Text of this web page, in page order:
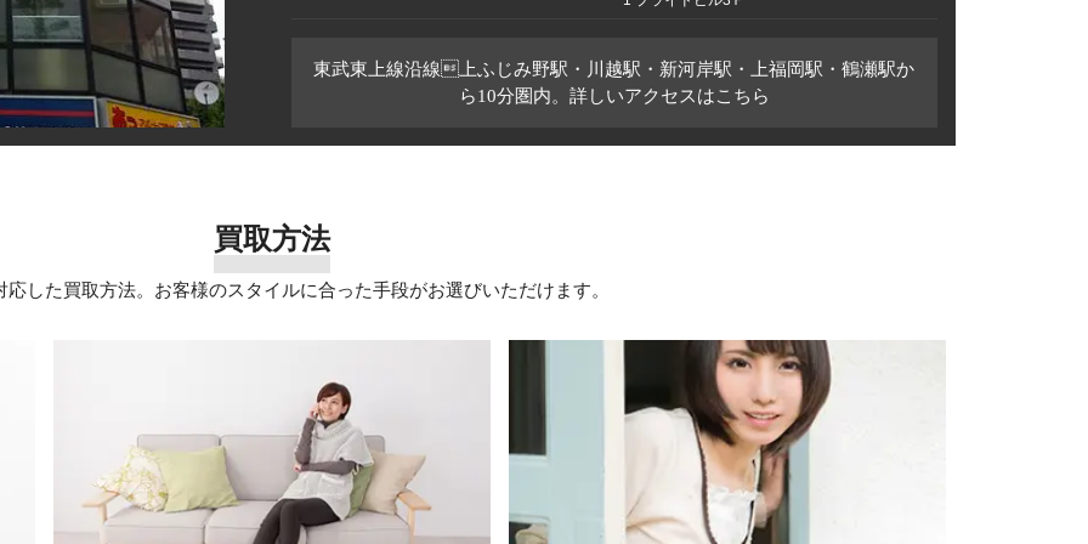
東武東上線沿線上ふじみ野駅・川越駅・新河岸駅・上福岡駅・鶴瀬駅か
ら10分圏内。詳しいアクセスはこちら
買取方法
応した買取方法。お客様のスタイルに合った手段がお選びいただけます。